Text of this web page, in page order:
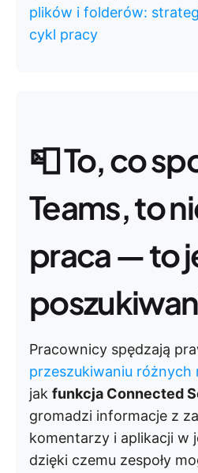
plików i folderów:
cykl pracy
📮To, co
Teams, to
praca — to
Pracownicy spędzają
przeszukiwaniu różnych
jak funkcja Connected
gromadzi informacje z
komentarzy i aplikacji w
dzięki czemu zespoły